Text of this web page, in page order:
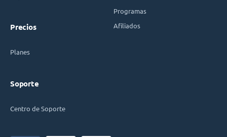
Precios
Planes
Soporte
Centro de Soporte
Programas
Afiliados